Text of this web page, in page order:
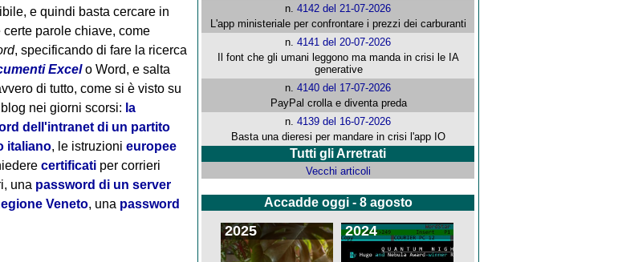
e quindi basta cercare in
certe parole chiave, come
, specificando di fare la ricerca
Excelo Word, e salta
di tutto, come si è visto su
nei giorni scorsi: la
dell'intranet di un partito
italiano, le istruzioni europee
certificatiper corrieri
una password di un server
Veneto, una password
n.4142 del 21-07-2026
L'app ministeriale per confrontare i prezzi dei carburanti
n.4141 del 20-07-2026
Il font che gli umani leggono ma manda in crisi le IA
generative
n.4140 del 17-07-2026
PayPal crolla e diventa preda
n.4139 del 16-07-2026
Basta una dieresi per mandare in crisi l'app IO
Tutti gli Arretrati
Vecchi articoli
Accadde oggi - 8 agosto
2025 2024